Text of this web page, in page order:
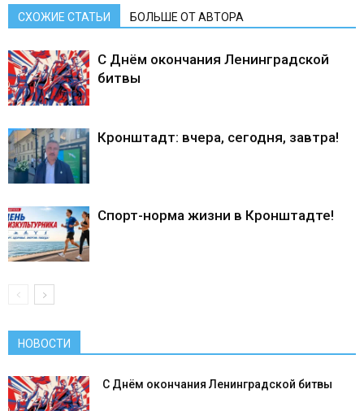
СХОЖИЕ СТАТЬИ БОЛЬШЕ ОТ АВТОРА
С Днём окончания Ленинградской
битвы
Кронштадт: вчера, сегодня, завтра!
Спорт-норма жизни в Кронштадте!
НОВОСТИ
С Днём окончания Ленинградской битвы